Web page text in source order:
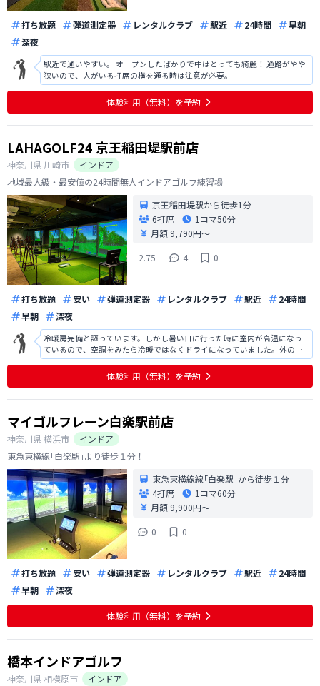
打ち放題 弾道測定器 レンタルクラブ 駅近 24時間
早朝
深夜
駅近で通いやすい。 オープンしたばかりで中はとっても綺麗！ 通路がやや
狭いので、人がいる打席の横を通る時は注意が必要。
体験利用（無料）を予約
LAHAGOLF24 京王稲田堤駅前店
神奈川県 川崎市
インドア
地域最大級・最安値の24時間無人インドアゴルフ練習場
京王稲田堤駅から徒歩1分
6打席
1コマ50分
月額 9,790円〜
2.75
4 0
打ち放題 安い 弾道測定器 レンタルクラブ 駅近
24時間
早朝
深夜
冷暖房完備と謳っています。しかし暑い日に行った時に室内が高温になっ
ているので、空調をみたら冷暖ではなくドライになっていました。外の方
が涼しかったです。スポーツをする場所ですが、密閉空間ですのであまり
汗はかきたくありません。これからの暑い時期はドライではなく冷房でお
体験利用（無料）を予約
マイゴルフレーン白楽駅前店
神奈川県横浜市
インドア
東急東横線｢白楽駅｣より徒歩１分！
東急東横線線｢白楽駅｣から徒歩１分
4打席
1コマ60分
月額 9,900円〜
0
0
打ち放題 安い 弾道測定器 レンタルクラブ 駅近
24時間
早朝
深夜
体験利用（無料）を予約
橋本インドアゴルフ
神奈川県 相模原市
インドア